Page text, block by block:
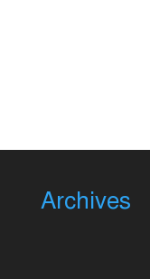
Archives